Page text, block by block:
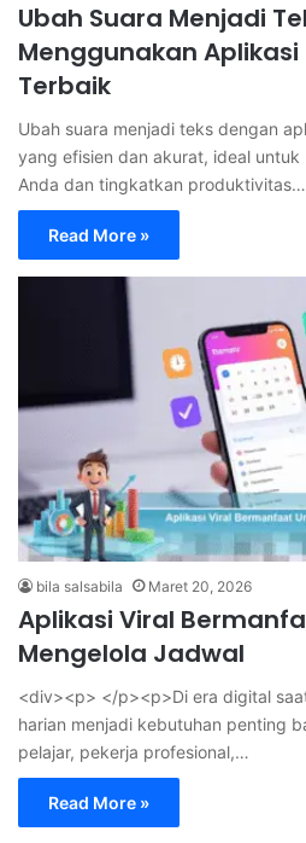
Ubah Suara Menjadi
Menggunakan Aplikasi
Terbaik
Ubah suara menjadi teks dengan
yang efisien dan akurat, ideal
Anda dan tingkatkan produktivitas…
Read More »
bila salsabila Maret 20, 2026
Aplikasi Viral
Mengelola Jadwal
<div><p> </p><p>Di era digital
harian menjadi kebutuhan penting
pelajar, pekerja profesional,…
Read More »